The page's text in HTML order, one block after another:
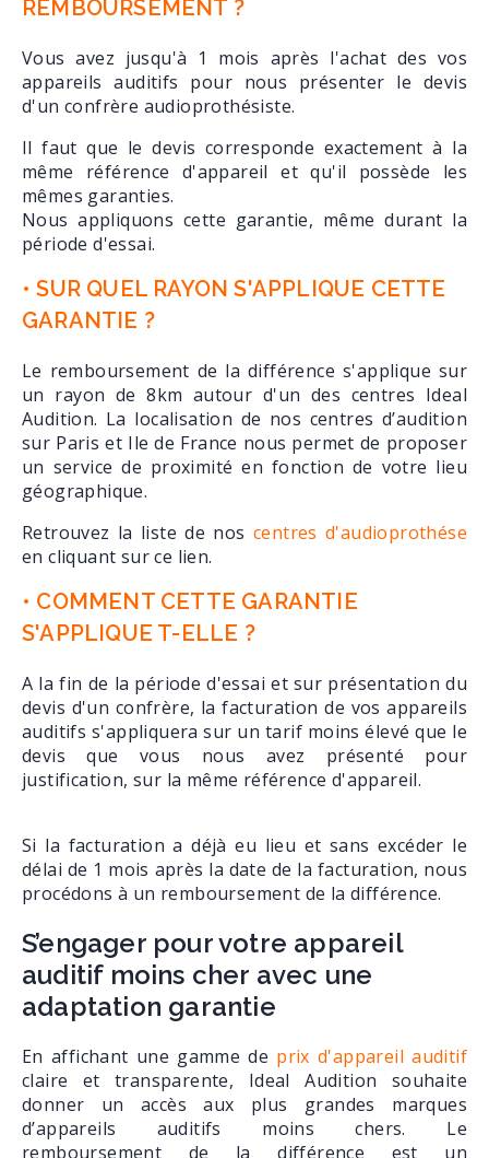
REMBOURSEMENT ?
Vous avez jusqu'à 1 mois après l'achat des vos
appareils auditifs pour nous présenter le devis
d'un confrère audioprothésiste.
Il faut que le devis corresponde exactement à la
même référence d'appareil et qu'il possède les
mêmes garanties.
Nous appliquons cette garantie, même durant la
période d'essai.
• SUR QUEL RAYON S'APPLIQUE CETTE
GARANTIE ?
Le remboursement de la différence s'applique sur
un rayon de 8km autour d'un des centres Ideal
Audition. La localisation de nos centres d’audition
sur Paris et Ile de France nous permet de proposer
un service de proximité en fonction de votre lieu
géographique.
Retrouvez la liste de nos centres d'audioprothése
en cliquant sur ce lien.
• COMMENT CETTE GARANTIE
S'APPLIQUE T-ELLE ?
A la fin de la période d'essai et sur présentation du
devis d'un confrère, la facturation de vos appareils
auditifs s'appliquera sur un tarif moins élevé que le
devis que vous nous avez présenté pour
justification, sur la même référence d'appareil.
Si la facturation a déjà eu lieu et sans excéder le
délai de 1 mois après la date de la facturation, nous
procédons à un remboursement de la différence.
S’engager pour votre appareil
auditif moins cher avec une
adaptation garantie
En affichant une gamme de prix d'appareil auditif
claire et transparente, Ideal Audition souhaite
donner un accès aux plus grandes marques
d’appareils auditifs moins chers. Le
remboursement de la différence est un